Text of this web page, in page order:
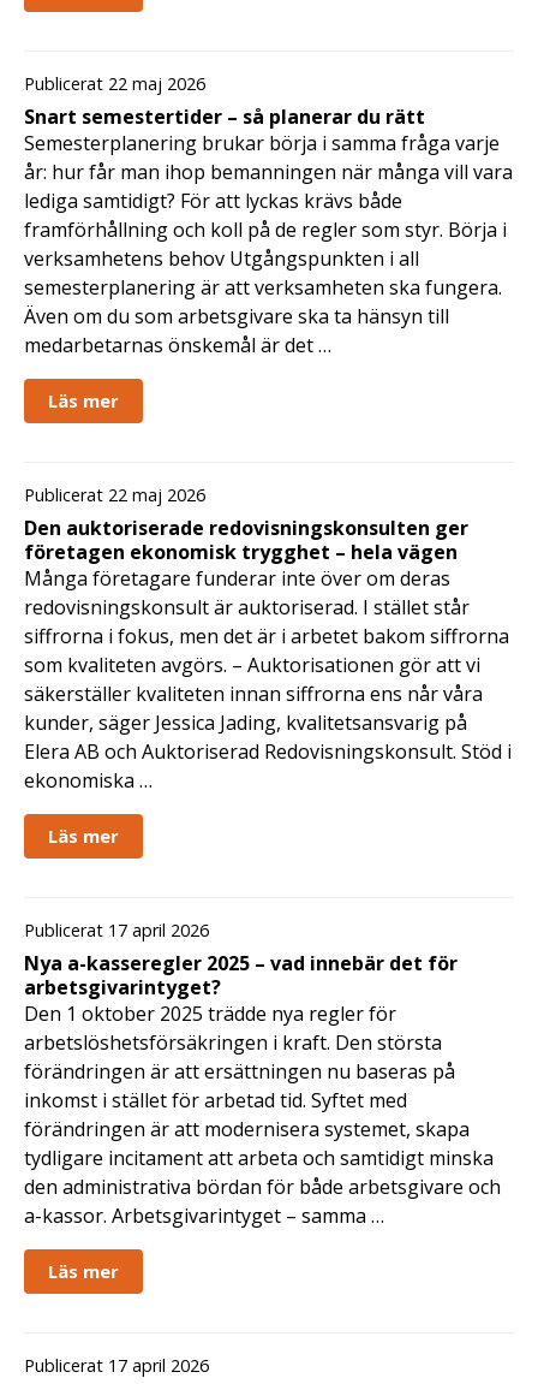
Publicerat 22 maj 2026
Snart semestertider – så planerar du rätt
Semesterplanering brukar börja i samma fråga varje
år: hur får man ihop bemanningen när många vill vara
lediga samtidigt? För att lyckas krävs både
framförhållning och koll på de regler som styr. Börja i
verksamhetens behov Utgångspunkten i all
semesterplanering är att verksamheten ska fungera.
Även om du som arbetsgivare ska ta hänsyn till
medarbetarnas önskemål är det …
Läs mer
Publicerat 22 maj 2026
Den auktoriserade redovisningskonsulten ger
företagen ekonomisk trygghet – hela vägen
Många företagare funderar inte över om deras
redovisningskonsult är auktoriserad. I stället står
siffrorna i fokus, men det är i arbetet bakom siffrorna
som kvaliteten avgörs. – Auktorisationen gör att vi
säkerställer kvaliteten innan siffrorna ens når våra
kunder, säger Jessica Jading, kvalitetsansvarig på
Elera AB och Auktoriserad Redovisningskonsult. Stöd i
ekonomiska …
Läs mer
Publicerat 17 april 2026
Nya a-kasseregler 2025 – vad innebär det för
arbetsgivarintyget?
Den 1 oktober 2025 trädde nya regler för
arbetslöshetsförsäkringen i kraft. Den största
förändringen är att ersättningen nu baseras på
inkomst i stället för arbetad tid. Syftet med
förändringen är att modernisera systemet, skapa
tydligare incitament att arbeta och samtidigt minska
den administrativa bördan för både arbetsgivare och
a-kassor. Arbetsgivarintyget – samma …
Läs mer
Publicerat 17 april 2026